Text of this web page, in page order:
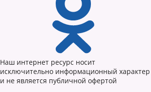
Наш интернет ресурс носит
исключительно информационный характер
и не является публичной офертой